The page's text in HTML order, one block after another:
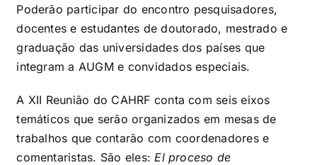
Poderão participar do encontro pesquisadores,
docentes e estudantes de doutorado, mestrado e
graduação das universidades dos países que
integram a AUGM e convidados especiais.
A XII Reunião do CAHRF conta com seis eixos
temáticos que serão organizados em mesas de
trabalhos que contarão com coordenadores e
comentaristas. São eles: El proceso de